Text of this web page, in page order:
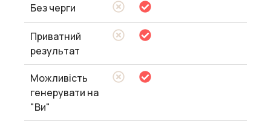
Без черги
Приватний
результат
Можливість
генерувати на
"Ви"